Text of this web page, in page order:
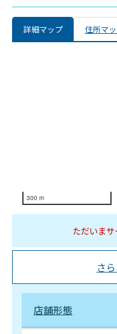
詳細マップ 住所マ
300 m
ただいまサ
さ
店舗形態